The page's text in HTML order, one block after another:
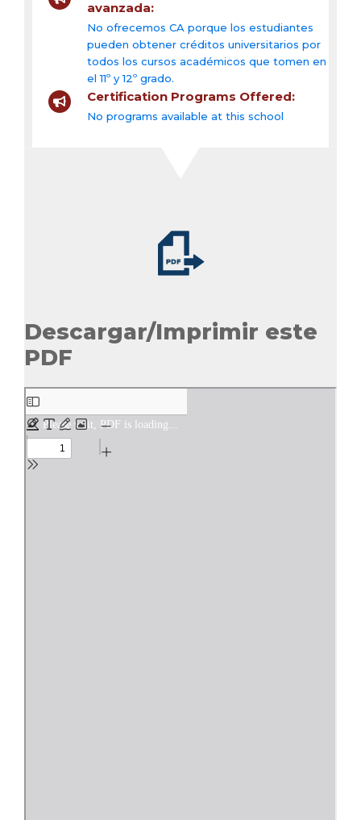
avanzada:
No ofrecemos CA porque los estudiantes
pueden obtener créditos universitarios por
todos los cursos académicos que tomen en
el 11º y 12º grado.
Certification Programs Offered:
No programs available at this school
Descargar/Imprimir este
PDF